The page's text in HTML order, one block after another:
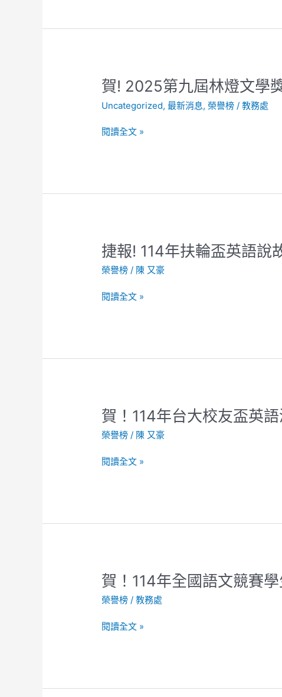
奪
賀! 2025第九屆林燈文學
Uncategorized,最新消息, 榮譽榜 /教務處
賀!
2025
第
九
屆
學
優
選!
閱讀全文 »
捷報! 114年扶輪盃英語說
榮譽榜 / 陳 又豪
捷
報!
114
年
扶
語
比
賽
獲
閱讀全文 »
賀！114年台大校友盃英
榮譽榜 / 陳 又豪
賀！
114
年
台
大
英
比
賽
奪
閱讀全文 »
賀！114年全國語文競賽
榮譽榜 /教務處
賀！
114
年
全
國
賽
閱讀全文 »